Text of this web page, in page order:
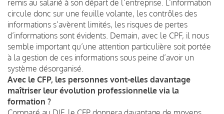
remis au salarié à son départ de l’entreprise. L’information
circule donc sur une feuille volante, les contrôles des
informations s’avèrent limités, les risques de pertes
d’informations sont évidents. Demain, avec le CPF, il nous
semble important qu’une attention particulière soit portée
à la gestion de ces informations sous peine d’avoir un
système désorganisé.
Avec le CFP, les personnes vont-elles davantage
maîtriser leur évolution professionnelle via la
formation ?